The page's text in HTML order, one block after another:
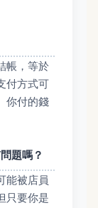
帳，等於
付方式可
你付的錢
題嗎？
能被店員
只要你是